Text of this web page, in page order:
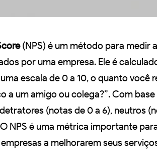
(NPS) é um método para medir a
por uma empresa. Ele é
escala de 0 a 10, o quanto você
a um amigo ou colega?”. Com
(notas de 0 a 6), neutros
NPS é uma métrica importante
a melhorarem seus